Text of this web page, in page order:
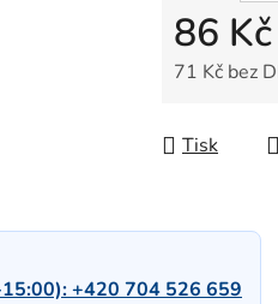
86 Kč
71 Kč bez
Tisk
+420 704 526 659